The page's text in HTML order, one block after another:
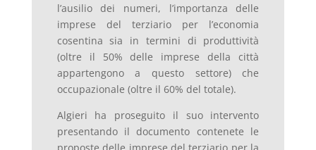
l’ausilio dei numeri, l’importanza delle
imprese del terziario per l’economia
cosentina sia in termini di produttività
(oltre il 50% delle imprese della città
appartengono a questo settore) che
occupazionale (oltre il 60% del totale).
Algieri ha proseguito il suo intervento
presentando il documento contenete le